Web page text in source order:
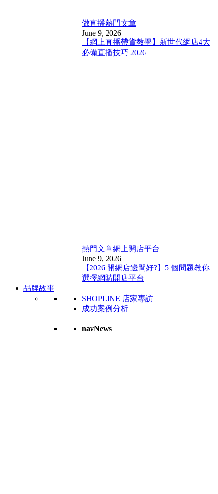
做直播熱門文章
June 9, 2026
【網上直播帶貨教學】新世代網店4大
必備直播技巧 2026
熱門文章網上開店平台
June 9, 2026
【2026 開網店邊間好?】5 個問題教你
選擇網購開店平台
品牌故事
SHOPLINE 店家專訪
成功案例分析
navNews